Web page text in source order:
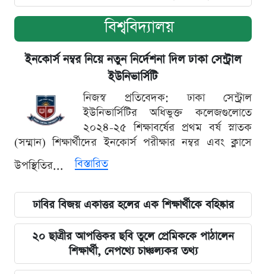
বিশ্ববিদ্যালয়
ইনকোর্স নম্বর নিয়ে নতুন নির্দেশনা দিল ঢাকা সেন্ট্রাল
ইউনিভার্সিটি
নিজস্ব প্রতিবেদক: ঢাকা সেন্ট্রাল
ইউনিভার্সিটির অধিভুক্ত কলেজগুলোতে
২০২৪-২৫ শিক্ষাবর্ষের প্রথম বর্ষ স্নাতক
(সম্মান) শিক্ষার্থীদের ইনকোর্স পরীক্ষার নম্বর এবং ক্লাসে
উপস্থিতির...
বিস্তারিত
ঢাবির বিজয় একাত্তর হলের এক শিক্ষার্থীকে বহিষ্কার
২০ ছাত্রীর আপত্তিকর ছবি তুলে প্রেমিককে পাঠালেন
শিক্ষার্থী, নেপথ্যে চাঞ্চল্যকর তথ্য